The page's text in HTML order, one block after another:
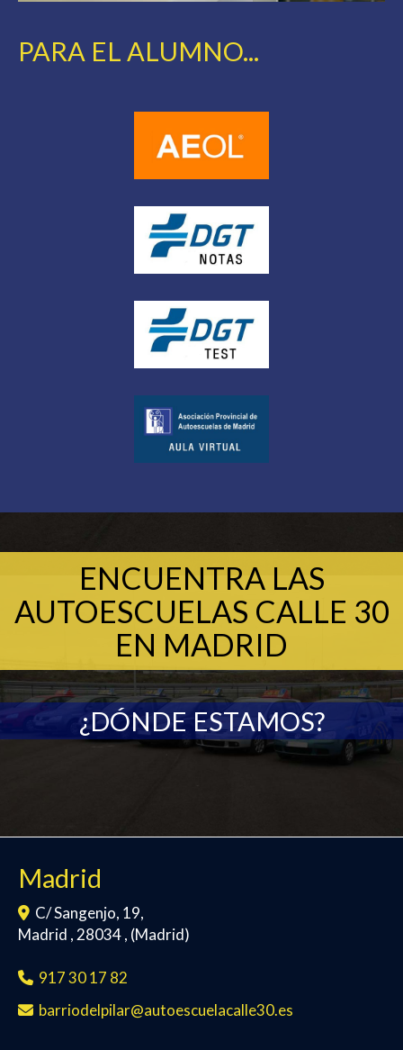
PARA EL ALUMNO...
ENCUENTRA LAS
AUTOESCUELAS CALLE 30
EN MADRID
¿DÓNDE ESTAMOS?
Madrid
C/ Sangenjo, 19,
Madrid , 28034, (Madrid)
917 30 17 82
barriodelpilar
autoescuelacalle30.es